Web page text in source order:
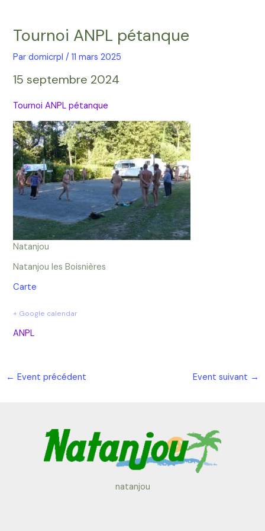
contenu
Tournoi ANPL pétanque
Pardomicrpl/11 mars 2025
15 septembre 2024
Tournoi ANPL pétanque
Natanjou
Natanjou les Boisnières
Carte
+ Google calendar
ANPL
articles
← Event précédent Event suivant →
natanjou